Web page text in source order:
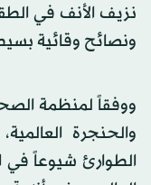
نزيف الأنف في
ونصائح وقائية
ووفقاً لمنظمة
والحنجرة
الطوارئ شيوعاً في